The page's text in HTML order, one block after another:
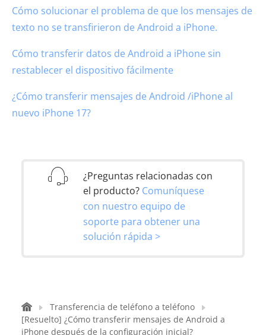
Cómo solucionar el problema de que los mensajes de
texto no se transfirieron de Android a iPhone.
Cómo transferir datos de Android a iPhone sin
restablecer el dispositivo fácilmente
¿Cómo transferir mensajes de Android /iPhone al
nuevo iPhone 17?
¿Preguntas relacionadas con
el producto? Comuníquese
con nuestro equipo de
soporte para obtener una
solución rápida >
Transferencia de teléfono a teléfono
[Resuelto] ¿Cómo transferir mensajes de Android a
iPhone después de la configuración inicial?